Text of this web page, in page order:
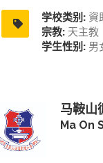
学校类别: 資
宗教: 天主教
学生性别: 男
马鞍山
Ma On